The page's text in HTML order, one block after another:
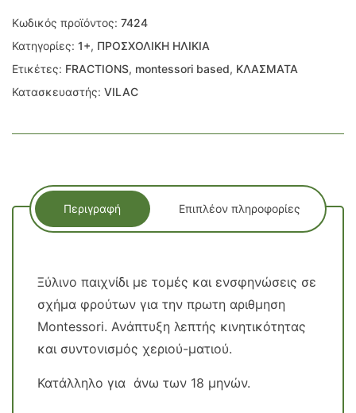
Κωδικός προϊόντος: 7424
Κατηγορίες: 1+, ΠΡΟΣΧΟΛΙΚΗ ΗΛΙΚΙΑ
Ετικέτες: FRACTIONS, montessori based, ΚΛΑΣΜΑΤΑ
Κατασκευαστής: VILAC
Περιγραφή Επιπλέον πληροφορίες
Ξύλινο παιχνίδι με τομές και ενσφηνώσεις σε
σχήμα φρούτων για την πρωτη αριθμηση
Montessori. Ανάπτυξη λεπτής κινητικότητας
και συντονισμός χεριού-ματιού.
Κατάλληλο για άνω των 18 μηνών.